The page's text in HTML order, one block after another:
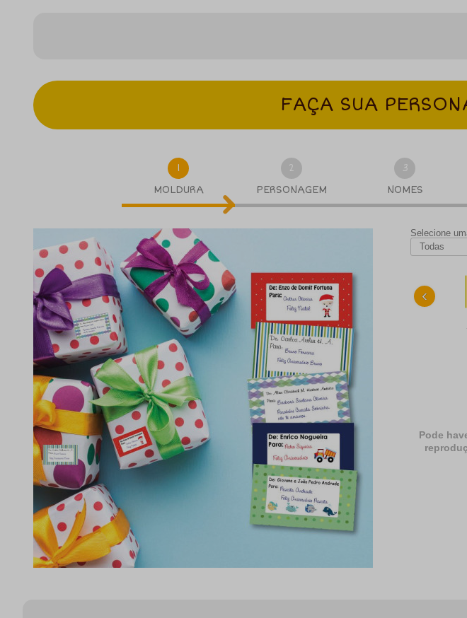
FAÇA SUA
1
MOLDURA
2
PERSONAGEM
3
NOMES
Selecione
‹
Pode